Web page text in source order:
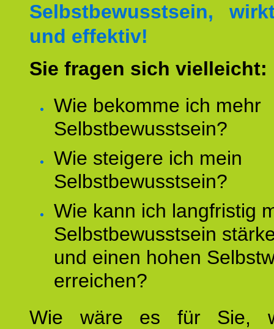
Selbstbewusstsein,
und effektiv!
Sie fragen sich vielleicht:
Wie bekomme ich mehr
Selbstbewusstsein?
Wie steigere ich mein
Selbstbewusstsein?
Wie kann ich langfristig
Selbstbewusstsein
und einen hohen
erreichen?
Wie wäre es für Sie,